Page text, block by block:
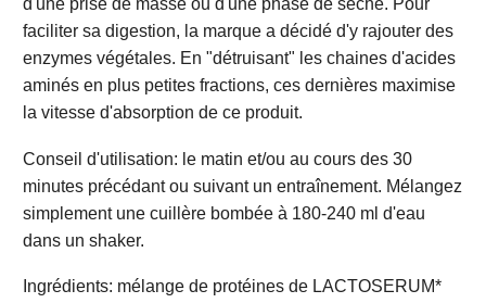
d'une prise de masse ou d'une phase de sèche. Pour
faciliter sa digestion, la marque a décidé d'y rajouter des
enzymes végétales. En "détruisant" les chaines d'acides
aminés en plus petites fractions, ces dernières maximise
la vitesse d'absorption de ce produit.
Conseil d'utilisation: le matin et/ou au cours des 30
minutes précédant ou suivant un entraînement. Mélangez
simplement une cuillère bombée à 180-240 ml d'eau
dans un shaker.
Ingrédients: mélange de protéines de LACTOSERUM*